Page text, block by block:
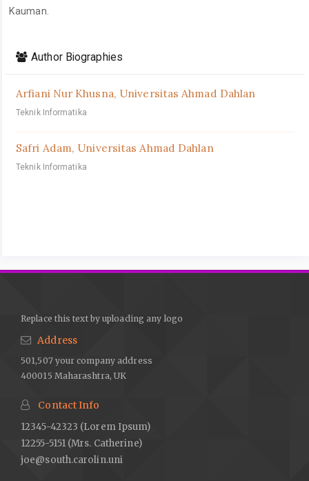
Kauman.
Details
Author Biographies
Arfiani Nur Khusna, Universitas Ahmad Dahlan
Teknik Informatika
Safri Adam, Universitas Ahmad Dahlan
Teknik Informatika
Replace this text by uploading any logo
Address
501,507 your company address
400015 Maharashtra, UK
Contact Info
12345-42323 (Lorem Ipsum)
12255-5151 (Mrs. Catherine)
joe@south.carolin.uni